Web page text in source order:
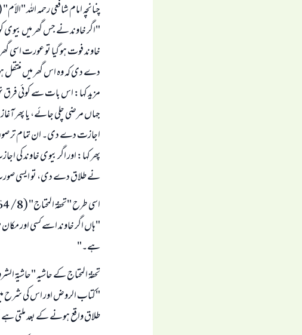
چنانچہ امام شافعی رحمہ اللہ "الأم" (5/243) میں کہتے
"اگر خاوند نے جس گھر میں بیوی
خاوند فوت ہو گیا تو عورت اسی
دے دی کہ وہ اس گھر میں
مزید کہا: اس بات سے کوئی فرق
جہاں مرضی چلی جائے، یا پھر
اجازت دے دی۔ ان تمام تر
پھر کہا: اور اگر بیوی خاوند کی
نے طلاق دے دی، تو ایسی صورت
اسی طرح "تحفة المحتاج" (8/ 264) میں ہے کہ:
"ہاں اگر خاوند اسے کسی اور
ہے۔"
تحفۃ المحتاج کے حاشیہ "حاشية
"کتاب الروض اور اس کی شرح
طلاق واقع ہونے کے بعد ملتی